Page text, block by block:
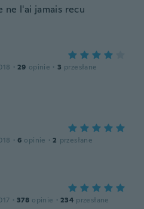
ne l'ai jamais recu
· 29 opinie · 3 przesłane
· 6 opinie · 2 przesłane
· 378 opinie · 234 przesłane